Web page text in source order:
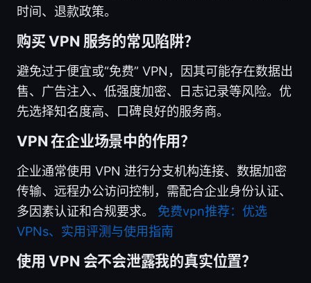
时间、退款政策。
购买 VPN 服务的常见陷阱？
避免过于便宜或“免费” VPN，因其可能存在数据出
售、广告注入、低强度加密、日志记录等风险。优
先选择知名度高、口碑良好的服务商。
VPN 在企业场景中的作用？
企业通常使用 VPN 进行分支机构连接、数据加密
传输、远程办公访问控制，需配合企业身份认证、
多因素认证和合规要求。 免费vpn推荐：优选
VPNs、实用评测与使用指南
使用 VPN 会不会泄露我的真实位置？